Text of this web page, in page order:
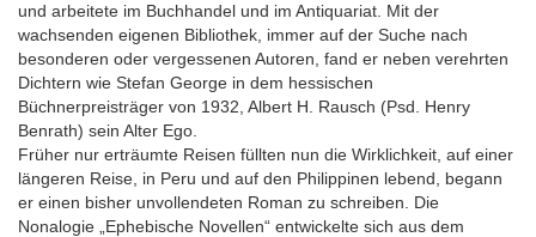
und arbeitete im Buchhandel und im Antiquariat. Mit der
wachsenden eigenen Bibliothek, immer auf der Suche nach
besonderen oder vergessenen Autoren, fand er neben verehrten
Dichtern wie Stefan George in dem hessischen
Büchnerpreisträger von 1932, Albert H. Rausch (Psd. Henry
Benrath) sein Alter Ego.
Früher nur erträumte Reisen füllten nun die Wirklichkeit, auf einer
längeren Reise, in Peru und auf den Philippinen lebend, begann
er einen bisher unvollendeten Roman zu schreiben. Die
Nonalogie „Ephebische Novellen“ entwickelte sich aus dem